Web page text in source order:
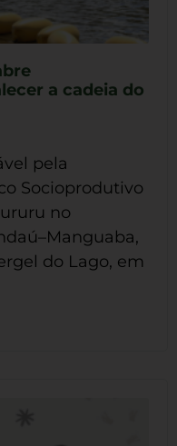
a cadeia do
pela
Socioprodutivo
no
do Lago, em